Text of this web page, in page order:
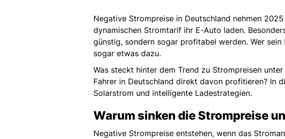
Negative Strompreise in Deutschland nehmen
dynamischen Stromtarif ihr E-Auto laden.
günstig, sondern sogar profitabel werden. Wer
sogar etwas dazu.
Was steckt hinter dem Trend zu Strompreisen
Fahrer in Deutschland direkt davon profitieren? In
Solarstrom und intelligente Ladestrategien.
Warum sinken die Strompreise
Negative Strompreise entstehen, wenn das